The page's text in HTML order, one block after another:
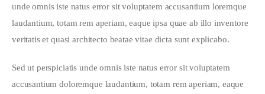
unde omnis iste natus error sit voluptatem accusantium loremque
laudantium, totam rem aperiam, eaque ipsa quae ab illo inventore
veritatis et quasi architecto beatae vitae dicta sunt explicabo.
Sed ut perspiciatis unde omnis iste natus error sit voluptatem
accusantium doloremque laudantium, totam rem aperiam, eaque